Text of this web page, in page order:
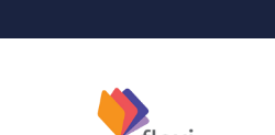
ke